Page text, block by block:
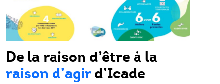
De la raison d’être à la
raison d’agird’Icade